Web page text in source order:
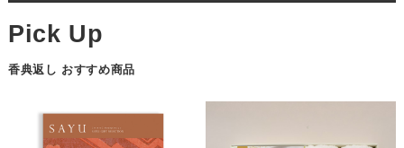
香典返し おすすめ商品